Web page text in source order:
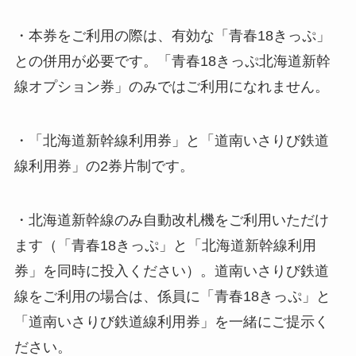
・本券をご利用の際は、有効な「青春18きっぷ」
との併用が必要です。「青春18きっぷ北海道新幹
線オプション券」のみではご利用になれません。
・「北海道新幹線利用券」と「道南いさりび鉄道
線利用券」の2券片制です。
・北海道新幹線のみ自動改札機をご利用いただけ
ます（「青春18きっぷ」と「北海道新幹線利用
券」を同時に投入ください）。道南いさりび鉄道
線をご利用の場合は、係員に「青春18きっぷ」と
「道南いさりび鉄道線利用券」を一緒にご提示く
ださい。